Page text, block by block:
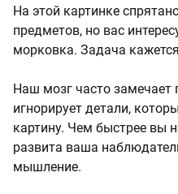
На этой картинке
предметов, но вас
морковка. Задача
Наш мозг часто
игнорирует детали,
картину. Чем быстрее вы
развита ваша
мышление.